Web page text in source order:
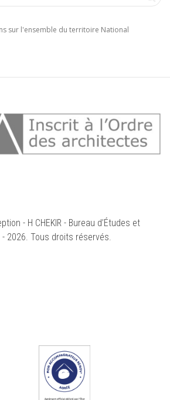
sur l'ensemble du territoire National
- H CHEKIR - Bureau d’Études et
2026. Tous droits réservés.